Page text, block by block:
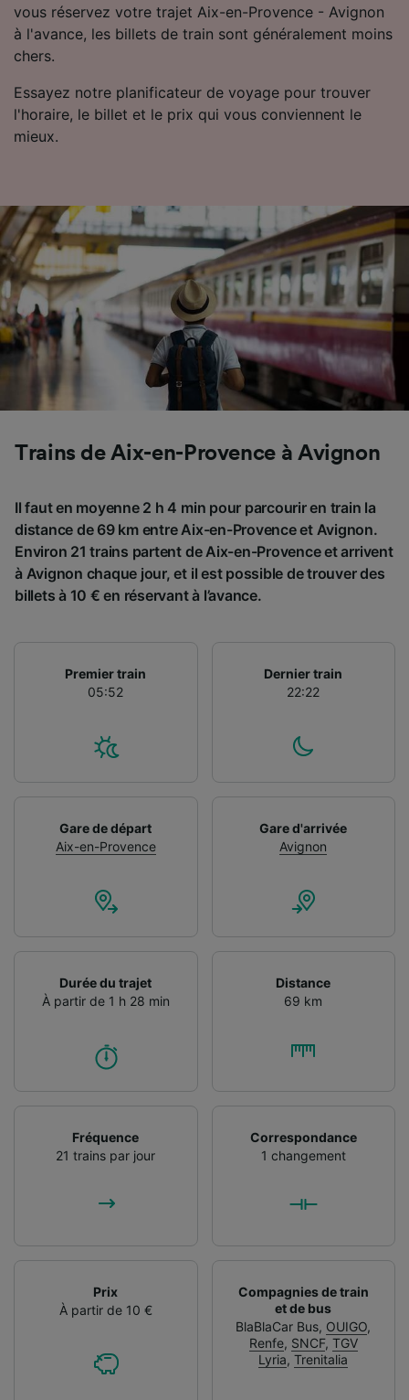
vous réservez votre trajet Aix-en-Provence - Avignon
à l'avance, les billets de train sont généralement moins
chers.
Essayez notre planificateur de voyage pour trouver
l'horaire, le billet et le prix qui vous conviennent le
mieux.
Trains de Aix-en-Provence à Avignon
Il faut en moyenne 2 h 4 min pour parcourir en train la
distance de 69 km entre Aix-en-Provence et Avignon.
Environ 21 trains partent de Aix-en-Provence et arrivent
à Avignon chaque jour, et il est possible de trouver des
billets à 10 € en réservant à l’avance.
Premier train
05:52
Dernier train
22:22
Gare de départ
Aix-en-Provence
Gare d'arrivée
Avignon
Durée du trajet
À partir de 1 h 28 min
Distance
69 km
Fréquence
21 trains par jour
Correspondance
1 changement
Prix
À partir de 10 €
Compagnies de train
et de bus
BlaBlaCar Bus, OUIGO,
Renfe, SNCF, TGV
Lyria,Trenitalia